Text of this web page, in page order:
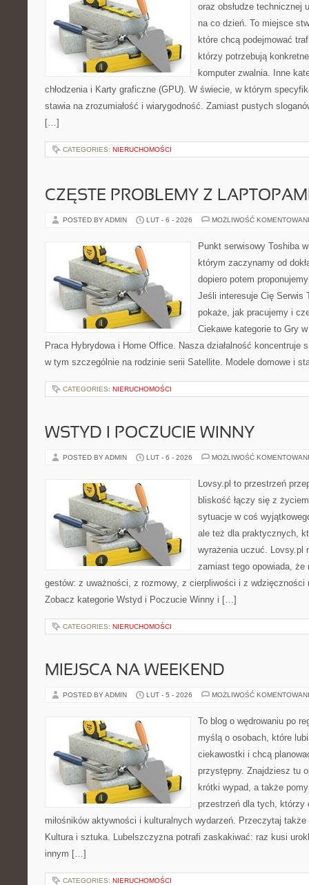
oraz obsłudze technicznej
na co dzień. To miejsce
które chcą podejmować
którzy potrzebują
komputer zwalnia. Inne
chłodzenia i Karty graficzne (GPU). W świecie, w którym
stawia na zrozumiałość i wiarygodność. Zamiast pustych
[…]
CATEGORIES: NIERUCHOMOŚCI
CZĘSTE PROBLEMY Z
POSTED BY ADMIN LUT - 6 - 2026 MOŻLIWOŚĆ
Punkt serwisowy Toshiba
którym zaczynamy od
dopiero potem
Jeśli interesuje Cię Serwis
pokaże, jak pracujemy i
Ciekawe kategorie to Gry
Praca Hybrydowa i Home Office. Nasza działalność koncentruje
w tym szczególnie na rodzinie serii Satellite. Modele domowe i
CATEGORIES: NIERUCHOMOŚCI
WSTYD I POCZUCIE WINNY
POSTED BY ADMIN LUT - 6 - 2026 MOŻLIWOŚĆ
Lovsy.pl to przestrzeń
bliskość łączy się z
sytuacje w coś
ale też dla praktycznych,
wyrażenia uczuć. Lovsy.pl
zamiast tego opowiada,
gestów: z uważności, z rozmowy, z cierpliwości i z
Zobacz kategorie Wstyd i Poczucie Winny i […]
CATEGORIES: NIERUCHOMOŚCI
MIEJSCA NA WEEKEND
POSTED BY ADMIN LUT - 5 - 2026 MOŻLIWOŚĆ
To blog o wędrowaniu po
myślą o osobach, które
ciekawostki i chcą
przystępny. Znajdziesz tu
krótki wypad, a także
przestrzeń dla tych, którzy
miłośników aktywności i kulturalnych wydarzeń. Przeczytaj
Kultura i sztuka. Lubelszczyzna potrafi zaskakiwać: raz kusi
innym […]
CATEGORIES: NIERUCHOMOŚCI